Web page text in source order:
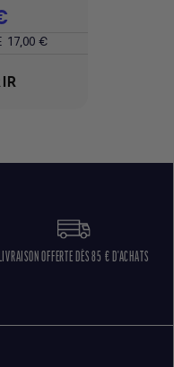
17,00 €
OFFERTE DÈS 85 € D'ACHATS